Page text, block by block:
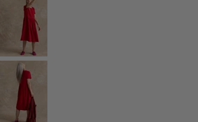
Gestreifte Kleidung
Karierte Kleidung
Kleidung mit Punkten
Bio-Kleidung
Schwedische Mode
Jerseykleider
Design im Boho-Stil